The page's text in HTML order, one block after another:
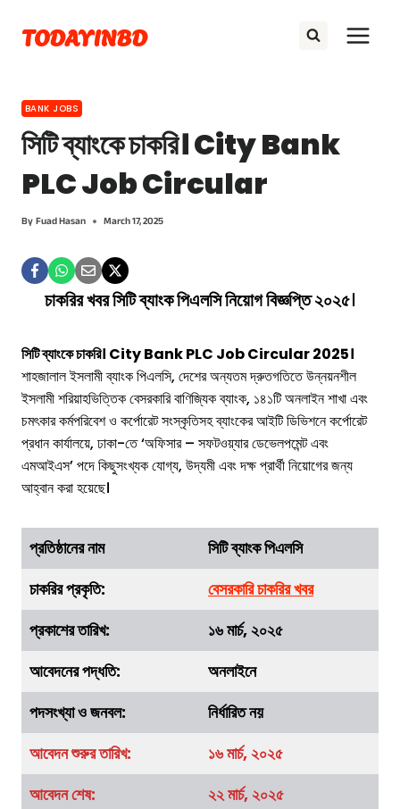
content
TODAYINBD
BANK JOBS
সিটি ব্যাংকে চাকরি। City Bank
PLC Job Circular
ByFuad Hasan March 17, 2025
চাকরির খবর সিটি ব্যাংক পিএলসি নিয়োগ বিজ্ঞপ্তি ২০২৫।
সিটি ব্যাংকে চাকরি। City Bank PLC Job Circular 2025।
শাহজালাল ইসলামী ব্যাংক পিএলসি, দেশের অন্যতম দ্রুতগতিতে উন্নয়নশীল
ইসলামী শরিয়াহভিত্তিক বেসরকারি বাণিজ্যিক ব্যাংক, ১৪১টি অনলাইন শাখা এবং
চমৎকার কর্মপরিবেশ ও কর্পোরেট সংস্কৃতিসহ ব্যাংকের আইটি ডিভিশনে কর্পোরেট
প্রধান কার্যালয়ে, ঢাকা-তে ‘অফিসার – সফটওয়্যার ডেভেলপমেন্ট এবং
এমআইএস’ পদে কিছুসংখ্যক যোগ্য, উদ্যমী এবং দক্ষ প্রার্থী নিয়োগের জন্য
আহ্বান করা হয়েছে।
প্রতিষ্ঠানের নাম
সিটি ব্যাংক পিএলসি
চাকরিরপ্রকৃতি:
বেসরকারি চাকরির খবর
প্রকাশের তারিখ:
১৬ মার্চ, ২০২৫
আবেদনের পদ্ধতি:
অনলাইনে
পদসংখ্যা ও জনবল:
নির্ধারিত নয়
আবেদন শুরুর তারিখ:
১৬মার্চ, ২০২৫
আবেদন শেষ:
২২মার্চ, ২০২৫